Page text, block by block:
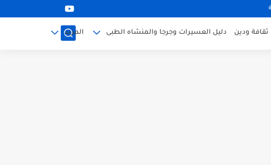
ثقافة ودين دليل العسيرات وجرجا والمنشاه الطبى المزيد